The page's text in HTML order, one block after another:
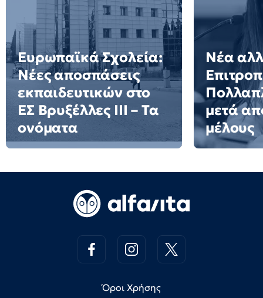
Ευρωπαϊκά Σχολεία:
Νέες αποσπάσεις
εκπαιδευτικών στο
ΕΣ Βρυξέλλες ΙΙΙ – Τα
ονόματα
Νέα
μετά
μέλους
Όροι Χρήσης